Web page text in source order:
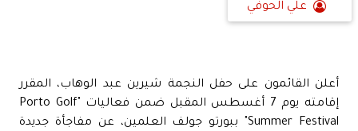
علي الحوفي
أعلن القائمون على حفل النجمة شيرين عبد الوهاب، المقرر
إقامته يوم 7 أغسطس المقبل ضمن فعاليات "Porto Golf
Summer Festival" ببورتو جولف العلمين، عن مفاجأة جديدة